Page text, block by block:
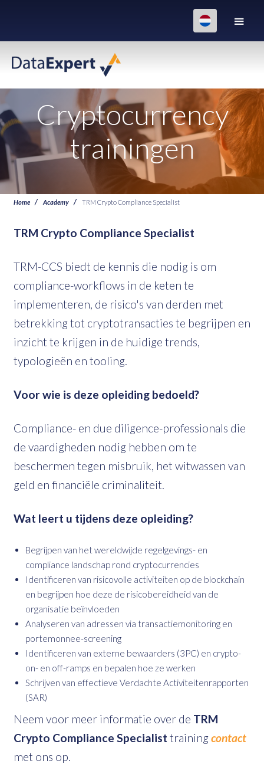
Cryptocurrency
trainingen
Home Academy TRM Crypto Compliance Specialist
TRM Crypto Compliance Specialist
TRM-CCS biedt de kennis die nodig is om
compliance-workflows in de keten te
implementeren, de risico's van derden met
betrekking tot cryptotransacties te begrijpen en
inzicht te krijgen in de huidige trends,
typologieën en tooling.
Voor wie is deze opleiding bedoeld?
Compliance- en due diligence-professionals die
de vaardigheden nodig hebben om te
beschermen tegen misbruik, het witwassen van
geld en financiële criminaliteit.
Wat leert u tijdens deze opleiding?
Begrijpen van het wereldwijde regelgevings- en
compliance landschap rond cryptocurrencies
Identificeren van risicovolle activiteiten op de blockchain
en begrijpen hoe deze de risicobereidheid van de
organisatie beïnvloeden
Analyseren van adressen via transactiemonitoring en
portemonnee-screening
Identificeren van externe bewaarders (3PC) en crypto-
on- en off-ramps en bepalen hoe ze werken
Schrijven van effectieve Verdachte Activiteitenrapporten
(SAR)
Neem voor meer informatie over de TRM
Crypto Compliance Specialist trainingcontact
met ons op.